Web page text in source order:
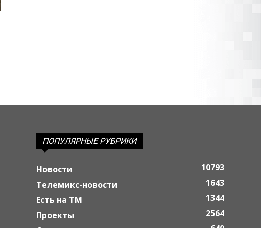
ПОПУЛЯРНЫЕ РУБРИКИ
Новости
10793
Телемикс-новости
1643
Есть на ТМ
1344
Проекты
2564